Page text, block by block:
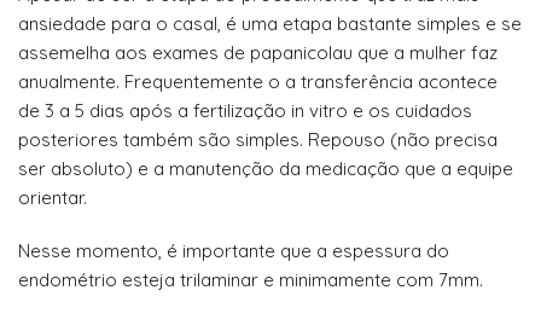
ansiedade para o casal, é uma etapa bastante simples e se
assemelha aos exames de papanicolau que a mulher faz
anualmente. Frequentemente o a transferência acontece
de 3 a 5 dias após a fertilização in vitro e os cuidados
posteriores também são simples. Repouso (não precisa
ser absoluto) e a manutenção da medicação que a equipe
orientar.
Nesse momento, é importante que a espessura do
endométrio esteja trilaminar e minimamente com 7mm.